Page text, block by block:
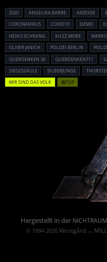
2020 ANGELIKA BARBE ANZEIGE
CORONAVIRUS
COVID19 DEMO
HEIKO SCHRANG
KILEZ MORE
OLIVER JANICH
POLIZEI BERLIN
QUERDENKEN 30
QUERDENKEN711
SIEGESSÄULE
SILBERJUNGE
WIR SIND DAS VOLK
種TOP
Hergestellt in der
© 1994-2026 Westgård→